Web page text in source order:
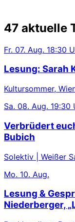
47 aktuelle
Fr. 07. Aug. 18:30
Lesung: Sarah
Kultursommer,
Sa. 08. Aug. 19:30
Verbrüdert
Bubich
Solektiv | Weißer
Mo. 10. Aug.
Lesung &
Niederberger,